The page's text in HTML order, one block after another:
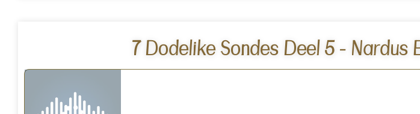
7 Dodelike Sondes Deel 5 - Nardus